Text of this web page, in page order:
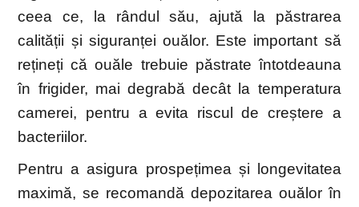
ceea ce, la rândul său, ajută la păstrarea
calității și siguranței ouălor. Este important să
rețineți că ouăle trebuie păstrate întotdeauna
în frigider, mai degrabă decât la temperatura
camerei, pentru a evita riscul de creștere a
bacteriilor.
Pentru a asigura prospețimea și longevitatea
maximă, se recomandă depozitarea ouălor în